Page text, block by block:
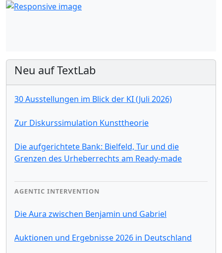
Neu auf TextLab
30 Ausstellungen im Blick der KI (Juli 2026)
Zur Diskurssimulation Kunsttheorie
Die aufgerichtete Bank: Bielfeld, Tur und die
Grenzen des Urheberrechts am Ready-made
AGENTIC INTERVENTION
Die Aura zwischen Benjamin und Gabriel
Auktionen und Ergebnisse 2026 in Deutschland